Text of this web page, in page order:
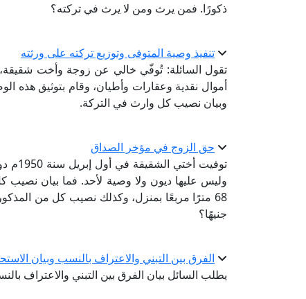
ذكورًا. فمن يرث ومن لا يرث في تركته؟
تنفيذ وصية المتوفى وتوزيع تركته على ورثته
تقول السائلة: تُوفّي خالي عن زوجة وأخت
أموال نقدية وعقارات وأطيان، وقام بتوثيق هذه
وبيان نصيب كل وارث في التركة.
حق الزوج في مؤخر الصداق
وليس عليها ديون ولا وصية لأحد. فما بيان نصيب
جنيهًا؟
الفرق بين التبني والاعتراف بالنسب وبيان
يطلب السائل بيان الفرق بين التبني والاعتراف